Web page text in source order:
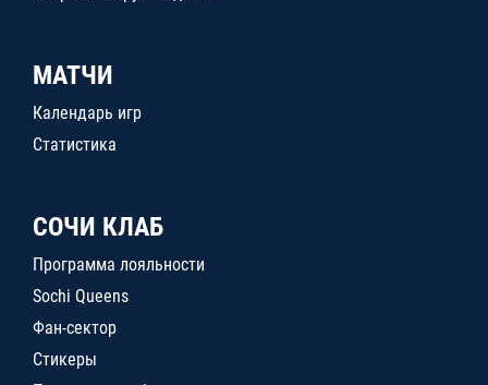
МАТЧИ
Календарь игр
Статистика
СОЧИ КЛАБ
Программа лояльности
Sochi Queens
Фан-сектор
Стикеры